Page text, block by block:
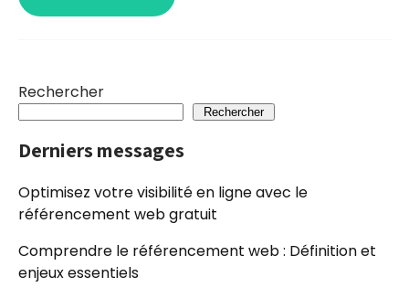
Rechercher
Rechercher
Derniers messages
Optimisez votre visibilité en ligne avec le
référencement web gratuit
Comprendre le référencement web : Définition et
enjeux essentiels